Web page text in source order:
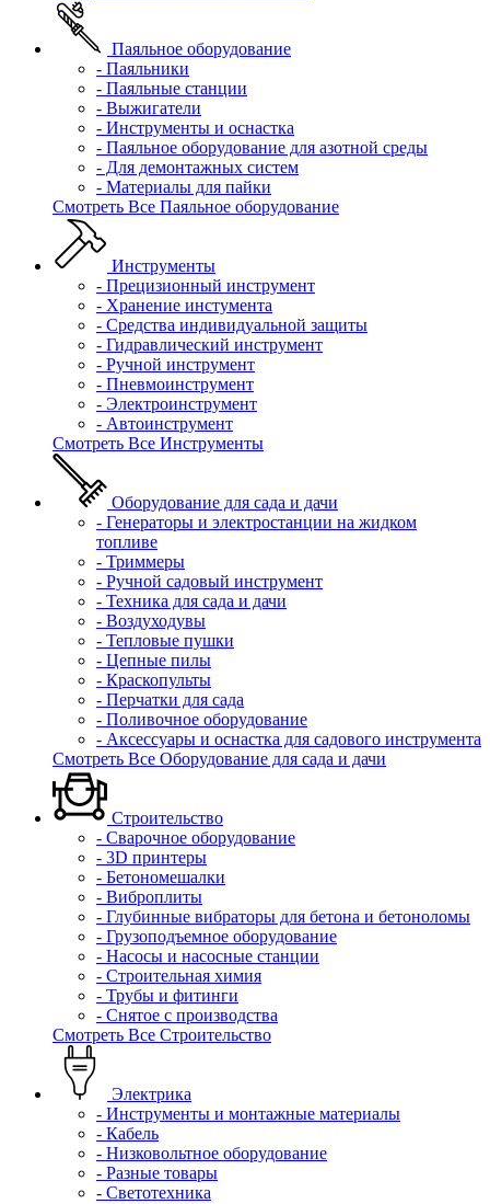
Паяльное оборудование
- Паяльники
- Паяльные станции
- Выжигатели
- Инструменты и оснастка
- Паяльное оборудование для азотной среды
- Для демонтажных систем
- Материалы для пайки
Смотреть Все Паяльное оборудование
Инструменты
- Прецизионный инструмент
- Хранение инстумента
- Средства индивидуальной защиты
- Гидравлический инструмент
- Ручной инструмент
- Пневмоинструмент
- Электроинструмент
- Автоинструмент
Смотреть Все Инструменты
Оборудование для сада и дачи
- Генераторы и электростанции на жидком
топливе
- Триммеры
- Ручной садовый инструмент
- Техника для сада и дачи
- Воздуходувы
- Тепловые пушки
- Цепные пилы
- Краскопульты
- Перчатки для сада
- Поливочное оборудование
- Аксессуары и оснастка для садового инструмента
Смотреть Все Оборудование для сада и дачи
Строительство
- Сварочное оборудование
- 3D принтеры
- Бетономешалки
- Виброплиты
- Глубинные вибраторы для бетона и бетоноломы
- Грузоподъемное оборудование
- Насосы и насосные станции
- Строительная химия
- Трубы и фитинги
- Снятое с производства
Смотреть Все Строительство
Электрика
- Инструменты и монтажные материалы
- Кабель
- Низковольтное оборудование
- Разные товары
- Светотехника